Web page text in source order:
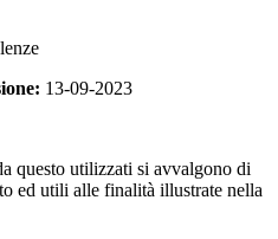
13-09-2023
questo utilizzati si avvalgono di
ed utili alle finalità illustrate nella